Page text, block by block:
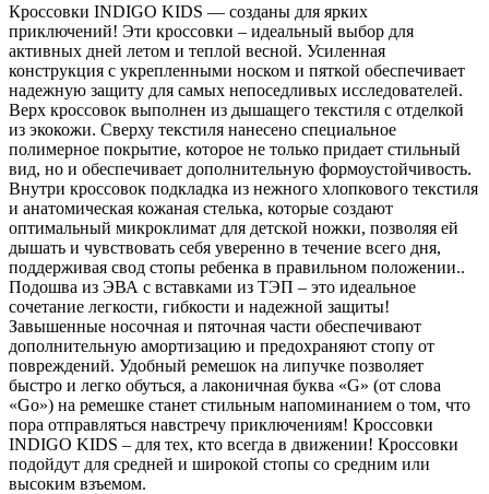
Кроссовки INDIGO KIDS — созданы для ярких
приключений! Эти кроссовки – идеальный выбор для
активных дней летом и теплой весной. Усиленная
конструкция с укрепленными носком и пяткой обеспечивает
надежную защиту для самых непоседливых исследователей.
Верх кроссовок выполнен из дышащего текстиля с отделкой
из экокожи. Сверху текстиля нанесено специальное
полимерное покрытие, которое не только придает стильный
вид, но и обеспечивает дополнительную формоустойчивость.
Внутри кроссовок подкладка из нежного хлопкового текстиля
и анатомическая кожаная стелька, которые создают
оптимальный микроклимат для детской ножки, позволяя ей
дышать и чувствовать себя уверенно в течение всего дня,
поддерживая свод стопы ребенка в правильном положении..
Подошва из ЭВА с вставками из ТЭП – это идеальное
сочетание легкости, гибкости и надежной защиты!
Завышенные носочная и пяточная части обеспечивают
дополнительную амортизацию и предохраняют стопу от
повреждений. Удобный ремешок на липучке позволяет
быстро и легко обуться, а лаконичная буква «G» (от слова
«Go») на ремешке станет стильным напоминанием о том, что
пора отправляться навстречу приключениям! Кроссовки
INDIGO KIDS – для тех, кто всегда в движении! Кроссовки
подойдут для средней и широкой стопы со средним или
высоким взъемом.